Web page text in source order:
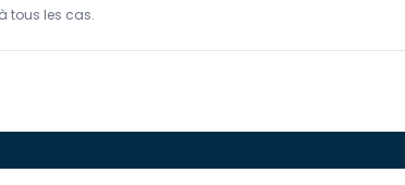
tous les cas.